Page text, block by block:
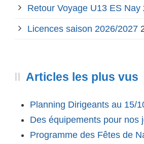
Retour Voyage U13 ES Nay
Licences saison 2026/2027
Articles les plus vus
Planning Dirigeants au 15/
Des équipements pour nos
Programme des Fêtes de